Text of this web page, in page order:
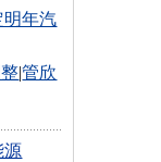
明年汽
|管欣
源